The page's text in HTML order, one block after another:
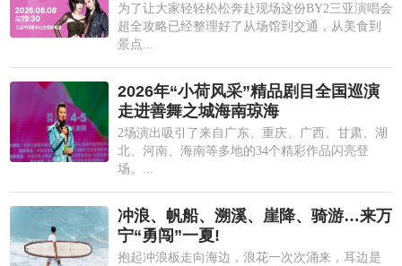
为了让大家轻轻松松奔赴现场这份BY2三亚演唱会
超全攻略已经整理好了从场馆到交通，从美食到
景点...
2026年“小荷风采”精品剧目全国巡演
走进善舞之城海南琼海
2场演出吸引了来自广东、重庆、广西、甘肃、湖
北、河南、海南等多地的34个精彩作品闪亮登
场。...
冲浪、帆船、溯溪、崖降、骑游…来万
宁“勇闯”一夏!
抱起冲浪板走向海边，浪花一次次涌来，耳边是